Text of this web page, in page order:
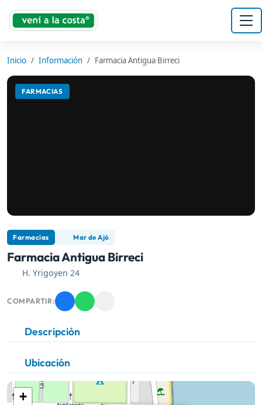
Inicio Información Farmacia Antigua Birreci
FARMACIAS
Farmacias Mar de Ajó
Farmacia Antigua Birreci
H. Yrigoyen 24
COMPARTIR:
Descripción
Ubicación
+